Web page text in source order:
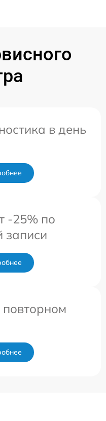
в день
-25% по
записи